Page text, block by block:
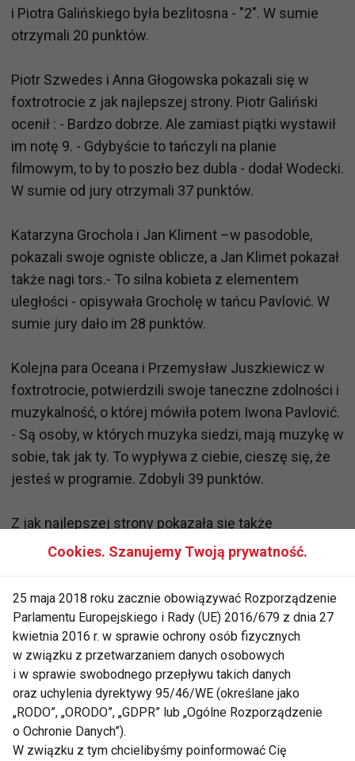
i Piotra Galińskiego była bezlitosna - "2". W sumie
otrzymali 20 punktów.
Piotr Szwedes i Anna Głogowska pokazali się w
foxtrotrocie z jak najlepszej strony. Piotr Galiński
ocenił : - Bardzo dobrze. Ale zamiast piątki wystawił
im notę 9. - Gdybyście to tańczyli na planie
filmowym, to by to poszło bez dubla - dodał Wodecki.
W sumie od jury otrzymali 37 punktów.
Katarzyna Grochola i Jan Kliment –w pasodoble,
pokazali swoje ogniste oblicze, a Jan Klimet pokazał
także nagi tors.- To silna kobieta z elementem
uległości - opisywała Grocholę w tańcu Pavlović. W
sumie jury dało im 28 punktów.
Kolejna para Oceana i Przemysław Juszkiewicz w
foxtrotrocie, potwierdzili swoje taneczne zdolności i
muzykalność, o której mówiła potem Iwona Pavlović.
- Są osoby, w których muzyka siedzi, mają muzykę w
sobie, tak jak ty. To wypływa z ciebie, cieszę się, że
jesteś w programie. Zdobyli 39 punktów.
Z jak najlepszej strony pokazała się także
Aleksandra Szwed i Robert Rowiński. Pasodoble w
klimat, byk, arena, walka - świetnie. Bardzo teatralnie,
ale i czysty taniec dobry - chwaliła Pavlović. - To była
taka dzikość serca, dla mnie to było najlepsze
pasodoble - dodała Tyszkiewicz.
Kasia Glinka i Stefano Terrazzino w foxtrocie nie
powtórzyli sukcesu sprzed tygodnia, ale i tak
zatańczyli świetnie.- Najbardziej podobała mi się
Cookies. Szanujemy Twoją prywatność.
25 maja 2018 roku zacznie obowiązywać Rozporządzenie
Parlamentu Europejskiego i Rady (UE) 2016/679 z dnia 27
kwietnia 2016 r. w sprawie ochrony osób fizycznych
w związku z przetwarzaniem danych osobowych
i w sprawie swobodnego przepływu takich danych
oraz uchylenia dyrektywy 95/46/WE (określane jako
„RODO”, „ORODO”, „GDPR” lub „Ogólne Rozporządzenie
o Ochronie Danych”).
W związku z tym chcielibyśmy poinformować Cię